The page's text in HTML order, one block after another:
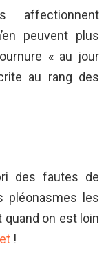
affectionnent
peuvent plus
« au jour
au rang des
des fautes de
pléonasmes les
quand on est loin
!